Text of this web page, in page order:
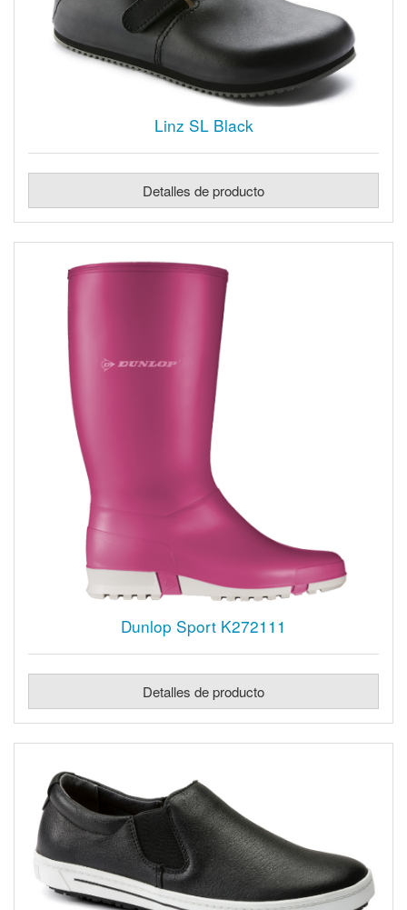
Linz SL Black
Detalles de producto
Dunlop Sport K272111
Detalles de producto